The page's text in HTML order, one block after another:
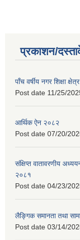
प्रकाशन/
पाँच वर्षीय नगर शिक्षा
Post date 11/25/
आर्थिक ऐन २०८२
Post date 07/20/
संक्षिप्त वातावरणीय
२०८१
Post date 04/23/
लैङ्गिक समानता तथा
Post date 03/14/